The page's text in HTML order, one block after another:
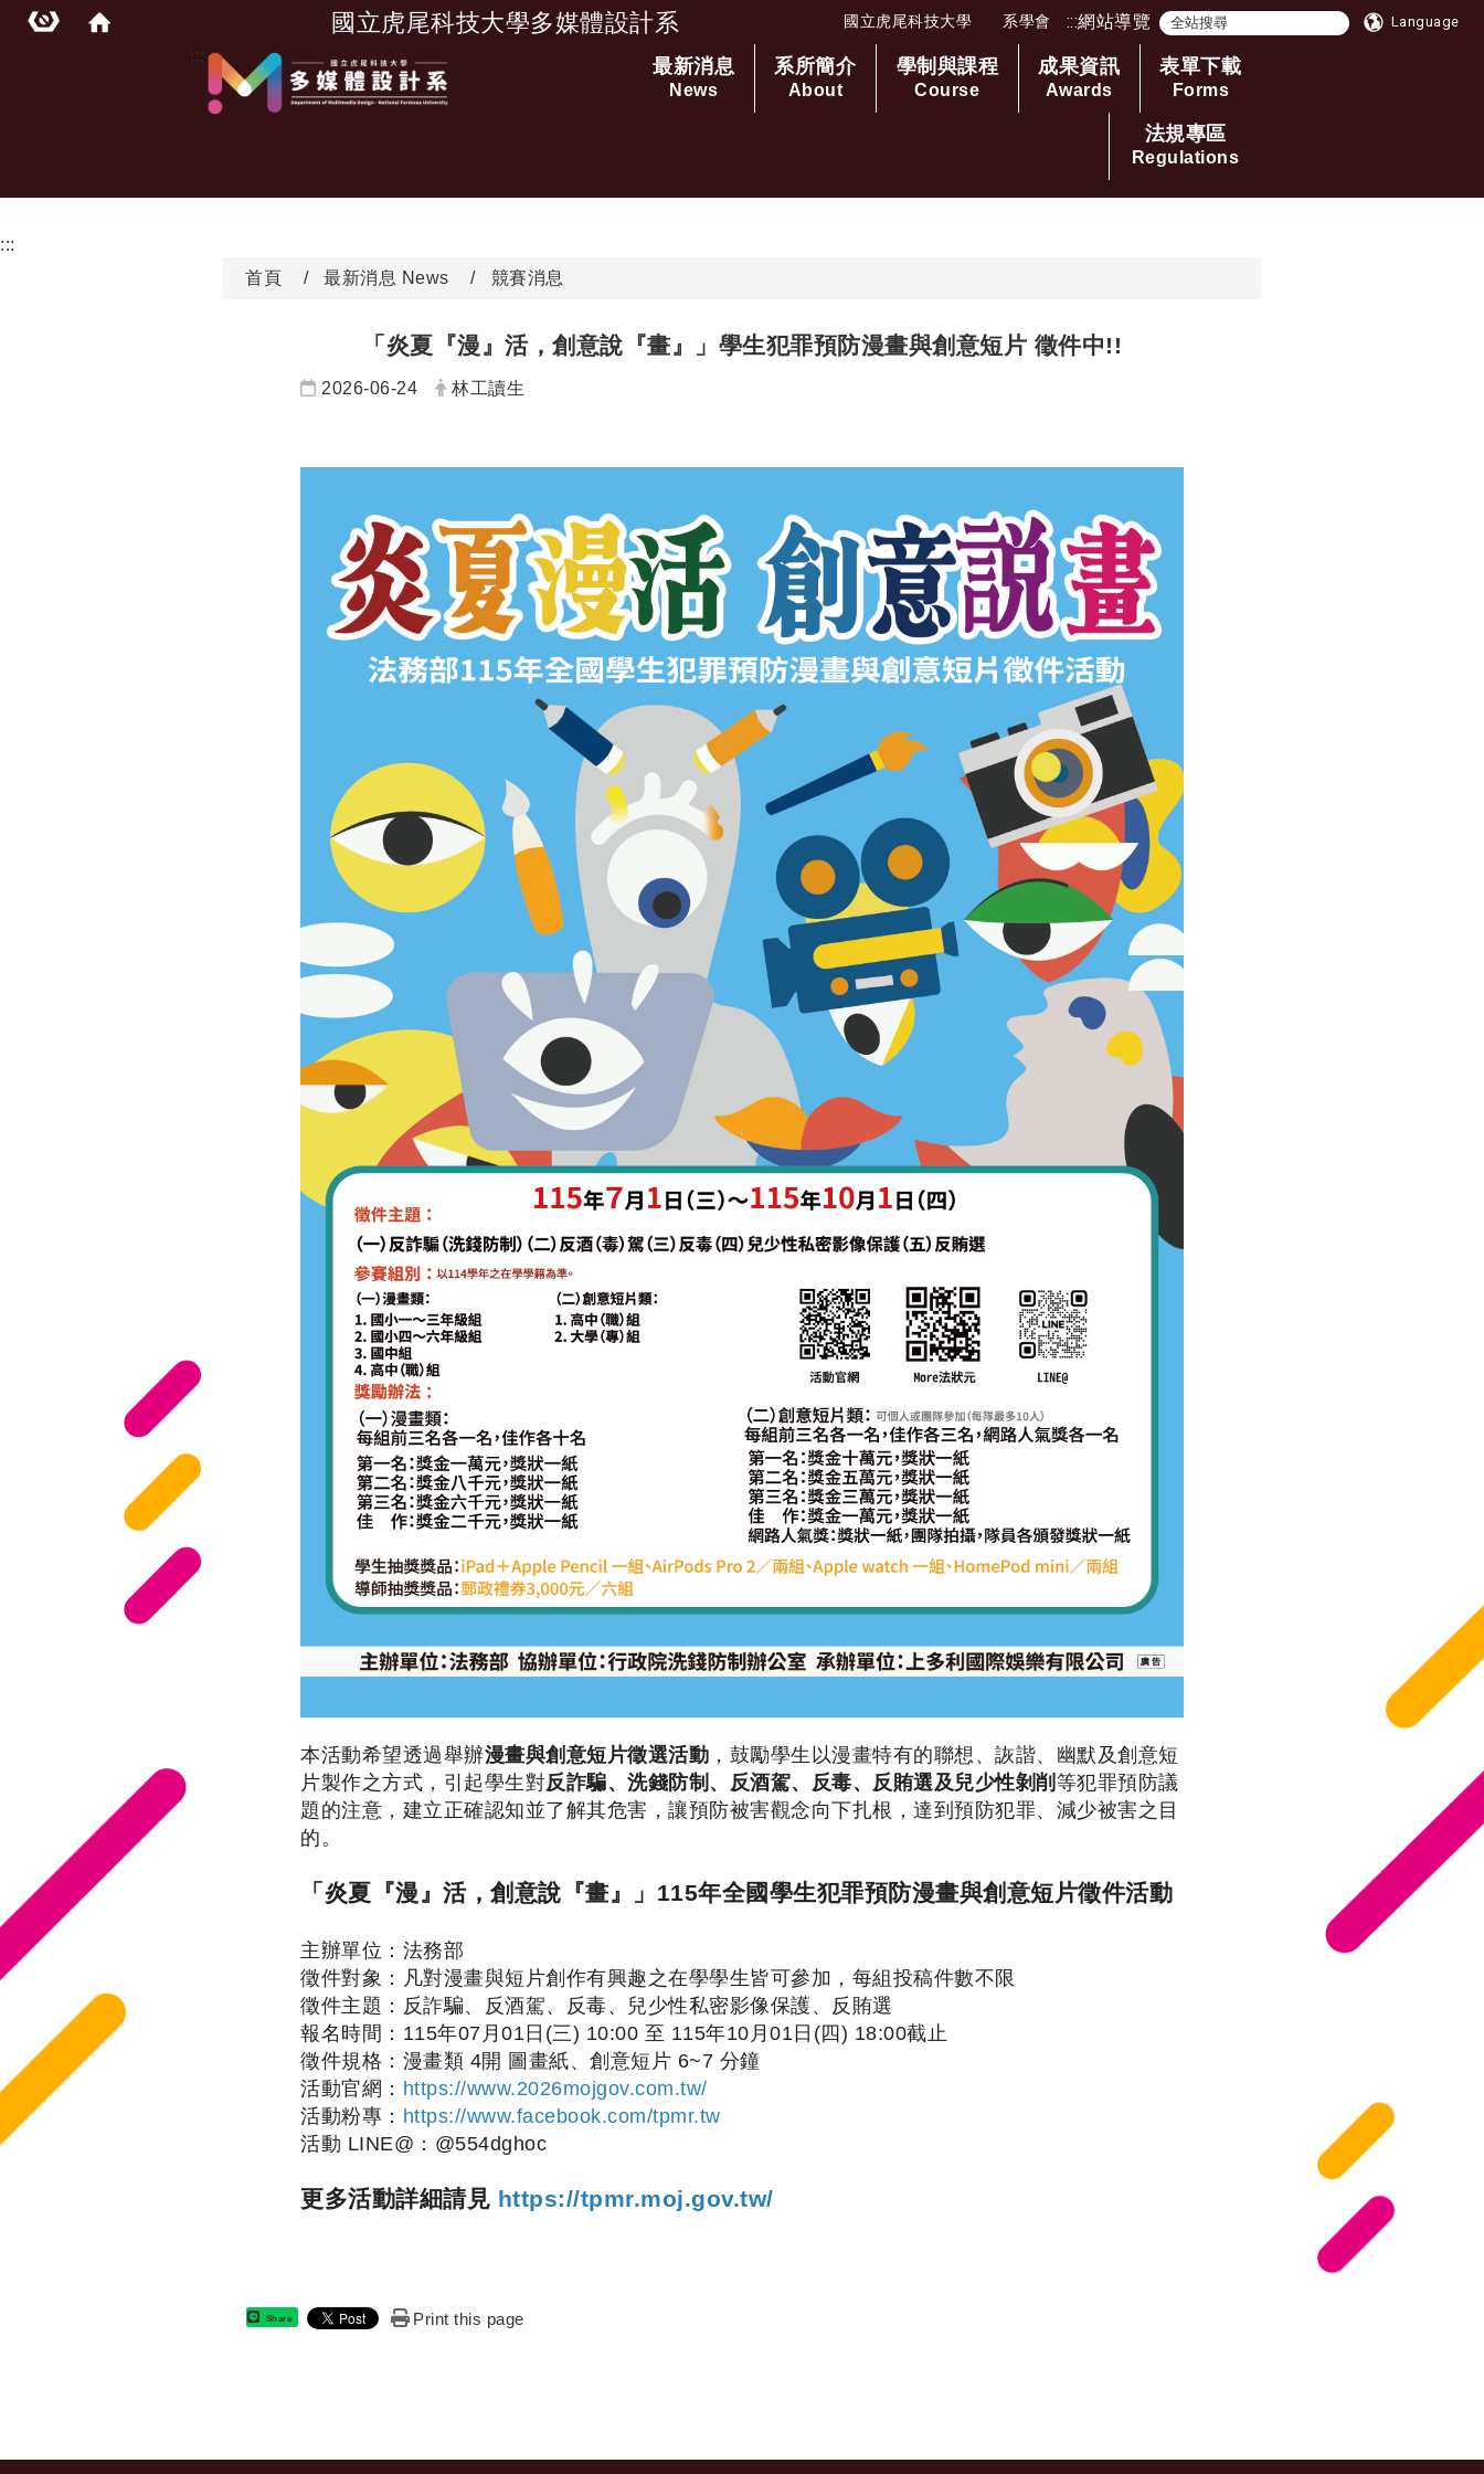
國立虎尾科技大學多媒體設計系 國立虎尾科技大學 系學會 :::網站導覽 Language
跳到主要內容
::: 最新消息
News
系所簡介
About
學制與課程
Course
成果資訊
Awards
表單下載
Forms
法規專區
Regulations
:::
首頁
最新消息 News 競賽消息
「炎夏『漫』活，創意說『畫』」學生犯罪預防漫畫與創意短片 徵件中!!
日期：
2026-06-24 發布者：
林工讀生
本活動希望透過舉辦漫畫與創意短片徵選活動 ，鼓勵學生以漫畫特有的聯想、詼諧、幽默及創意短
片製作之方式，引起學生對反詐騙、洗錢防制、反酒駕、反毒、反賄選及兒少性剝削 等犯罪預防議
題的注意，建立正確認知並了解其危害，讓預防被害觀念向下扎根，達到預防犯罪、減少被害之目
的。
「炎夏『漫』活，創意說『畫』」 115年全國學生犯罪預防漫畫與創意短片徵件活動
主辦單位：法務部
徵件對象 ：凡對漫畫與短片創作有興趣之在學學生皆可參加，每組投稿件數不限
徵件主題：反詐騙、反酒駕、反毒、兒少性私密影像保護、反賄選
報名時間 ： 115年07月01日(三) 10:00 至 115年10月01日(四) 18:00截止
徵件規格：漫畫類 4開 圖畫紙、創意短片 6~7 分鐘
活動官網： https://www.2026mojgov.com.tw/
活動粉專： https://www.facebook.com/tpmr.tw
活動 LINE@：@554dghoc
更多活動詳細請見 https://tpmr.moj.gov.tw/
Share Print this page